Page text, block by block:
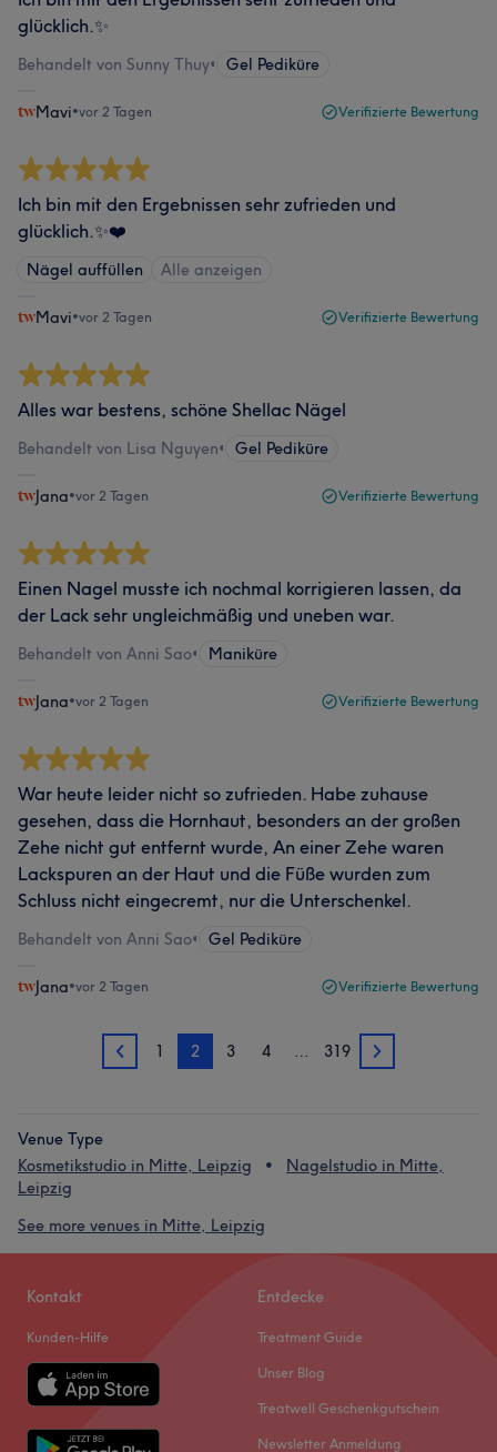
glücklich.✨
Behandelt von Sunny Thuy• Gel Pediküre
Mavi•vor 2 Tagen Verifizierte Bewertung
Ich bin mit den Ergebnissen sehr zufrieden und
glücklich.✨❤️
Nägel auffüllen Alle anzeigen
Mavi•vor 2 Tagen Verifizierte Bewertung
Alles war bestens, schöne Shellac Nägel
Behandelt von Lisa Nguyen• Gel Pediküre
Jana•vor 2 Tagen Verifizierte Bewertung
Einen Nagel musste ich nochmal korrigieren lassen, da
der Lack sehr ungleichmäßig und uneben war.
Behandelt von Anni Sao• Maniküre
Jana•vor 2 Tagen Verifizierte Bewertung
War heute leider nicht so zufrieden. Habe zuhause
gesehen, dass die Hornhaut, besonders an der großen
Zehe nicht gut entfernt wurde, An einer Zehe waren
Lackspuren an der Haut und die Füße wurden zum
Schluss nicht eingecremt, nur die Unterschenkel.
Behandelt von Anni Sao• Gel Pediküre
Jana•vor 2 Tagen Verifizierte Bewertung
1 1 2 3 4 … 319 3
Venue Type
Kosmetikstudio in Mitte, Leipzig
Nagelstudio in Mitte,
Leipzig
See more venues in Mitte, Leipzig
Kontakt
Kunden-Hilfe
Entdecke
Treatment Guide
Unser Blog
Treatwell Geschenkgutschein
Newsletter Anmeldung